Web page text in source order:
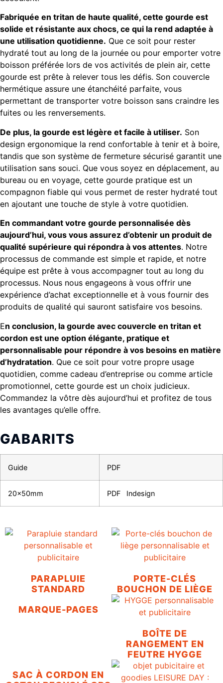
Fabriquée en tritan de haute qualité, cette gourde est
solide et résistante aux chocs, ce qui la rend adaptée à
une utilisation quotidienne. Que ce soit pour rester
hydraté tout au long de la journée ou pour emporter votre
boisson préférée lors de vos activités de plein air, cette
gourde est prête à relever tous les défis. Son couvercle
hermétique assure une étanchéité parfaite, vous
permettant de transporter votre boisson sans craindre les
fuites ou les renversements.
De plus, la gourde est légère et facile à utiliser. Son
design ergonomique la rend confortable à tenir et à boire,
tandis que son système de fermeture sécurisé garantit une
utilisation sans souci. Que vous soyez en déplacement, au
bureau ou en voyage, cette gourde pratique est un
compagnon fiable qui vous permet de rester hydraté tout
en ajoutant une touche de style à votre quotidien.
En commandant votre gourde personnalisée dès
aujourd’hui, vous vous assurez d’obtenir un produit de
qualité supérieure qui répondra à vos attentes. Notre
processus de commande est simple et rapide, et notre
équipe est prête à vous accompagner tout au long du
processus. Nous nous engageons à vous offrir une
expérience d’achat exceptionnelle et à vous fournir des
produits de qualité qui sauront satisfaire vos besoins.
En conclusion, la gourde avec couvercle en tritan et
cordon est une option élégante, pratique et
personnalisable pour répondre à vos besoins en matière
d’hydratation. Que ce soit pour votre propre usage
quotidien, comme cadeau d’entreprise ou comme article
promotionnel, cette gourde est un choix judicieux.
Commandez la vôtre dès aujourd’hui et profitez de tous
les avantages qu’elle offre.
GABARITS
Guide PDF
20x50mm PDF Indesign
PARAPLUIE
STANDARD
PORTE-CLÉS
BOUCHON DE LIÈGE
MARQUE-PAGES
BOÎTE DE
RANGEMENT EN
FEUTRE HYGGE
SAC À CORDON EN